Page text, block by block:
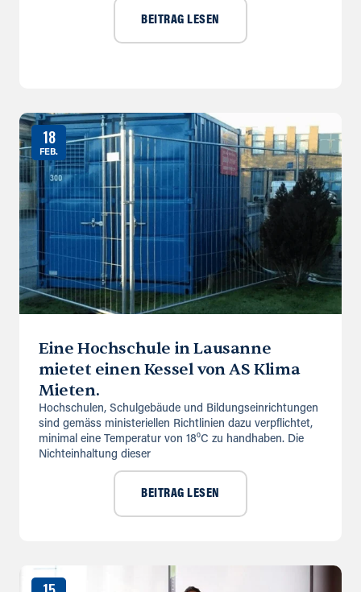
BEITRAG LESEN
18
FEB.
Eine Hochschule in Lausanne
mietet einen Kessel von AS Klima
Mieten.
Hochschulen, Schulgebäude und Bildungseinrichtungen
sind gemäss ministeriellen Richtlinien dazu verpflichtet,
minimal eine Temperatur von 18⁰C zu handhaben. Die
Nichteinhaltung dieser
BEITRAG LESEN